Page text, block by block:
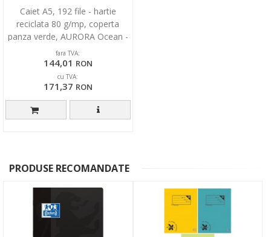
Caiet A5, 192 file - hartie
reciclata 80 g/mp, coperta
panza verde, AURORA Ocean -
dictando
fara TVA:
144,01 RON
cu TVA:
171,37 RON
PRODUSE RECOMANDATE